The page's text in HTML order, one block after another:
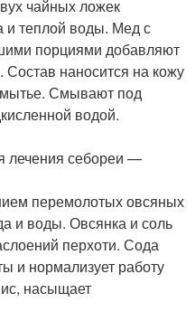
чайных ложек
и теплой воды. Мед с
порциями добавляют
наносится на кожу
Смывают под
водой.
лечения себореи —
перемолотых овсяных
и воды. Овсянка и соль
перхоти. Сода
и нормализует работу
насыщает